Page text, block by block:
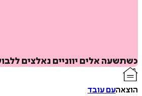
כשתשעה אלים יווניים נאלצים
הוצאהעם עובד